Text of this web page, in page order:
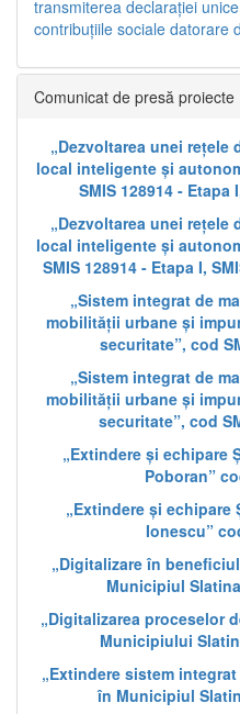
transmiterea declarației
contribuțiile sociale datorare
Comunicat de presă proiecte
„Dezvoltarea unei
local inteligente și
SMIS 128914 - Etapa
„Dezvoltarea unei
local inteligente și
SMIS 128914 - Etapa I,
„Sistem integrat de
mobilității urbane și
securitate”, cod
„Sistem integrat de
mobilității urbane și
securitate”, cod
„Extindere și echipare
Poboran”
„Extindere și echipare
Ionescu”
„Digitalizare în
Municipiul
„Digitalizarea proceselor
Municipiului
„Extindere sistem
în Municipiul